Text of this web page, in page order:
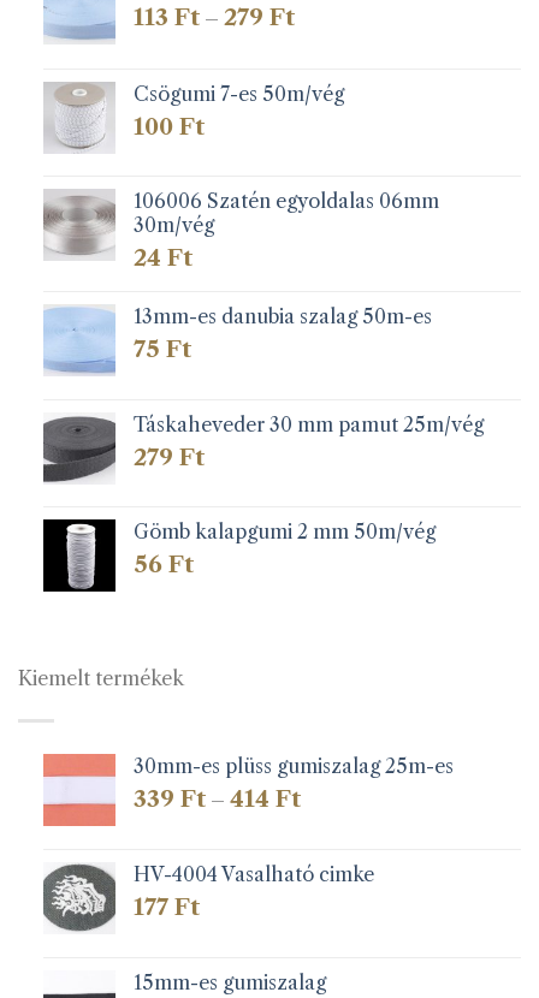
113 Ft – 279 FtÁrtartomány:
279 Ft
Csögumi 7-es 50m/vég
100 Ft
106006 Szatén egyoldalas 06mm
30m/vég
24 Ft
13mm-es danubia szalag 50m-es
75 Ft
Táskaheveder 30 mm pamut 25m/vég
279 Ft
Gömb kalapgumi 2 mm 50m/vég
56 Ft
Kiemelt termékek
30mm-es plüss gumiszalag 25m-es
339 Ft – 414 FtÁrtartomány:
414 Ft
HV-4004 Vasalható cimke
177 Ft
15mm-es gumiszalag